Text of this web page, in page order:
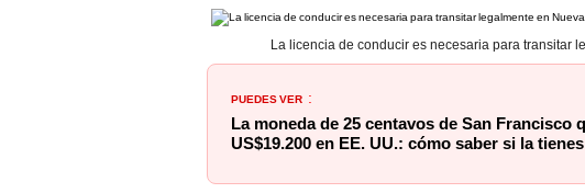
La licencia de conducir es necesaria para transitar
PUEDES VER :
La moneda de 25 centavos de San Francisco
US$19.200 en EE. UU.: cómo saber si la tienes